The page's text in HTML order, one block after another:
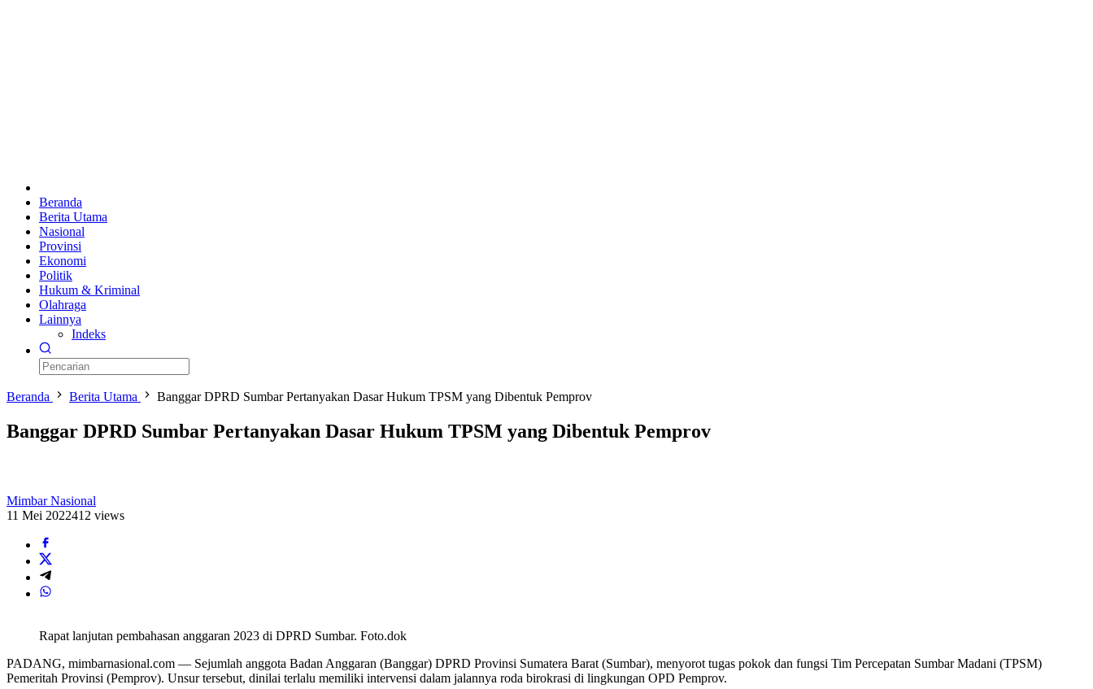
Beranda
Berita Utama
Nasional
Provinsi
Ekonomi
Politik
Hukum & Kriminal
Olahraga
Lainnya
Indeks
Beranda Berita Utama Banggar DPRD Sumbar Pertanyakan Dasar Hukum TPSM yang Dibentuk Pemprov
Banggar DPRD Sumbar Pertanyakan Dasar Hukum TPSM yang Dibentuk Pemprov
Mimbar Nasional
11 Mei 2022412 views
Rapat lanjutan pembahasan anggaran 2023 di DPRD Sumbar. Foto.dok
PADANG, mimbarnasional.com — Sejumlah anggota Badan Anggaran (Banggar) DPRD Provinsi Sumatera Barat (Sumbar), menyorot tugas pokok dan fungsi Tim Percepatan Sumbar Madani (TPSM)
Pemeritah Provinsi (Pemprov). Unsur tersebut, dinilai terlalu memiliki intervensi dalam jalannya roda birokrasi di lingkungan OPD Pemprov.